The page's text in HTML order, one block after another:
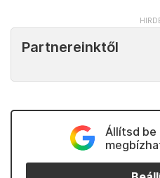
Partnereinktől
Állítsd be